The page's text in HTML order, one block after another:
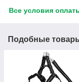
Все условия
Подобные